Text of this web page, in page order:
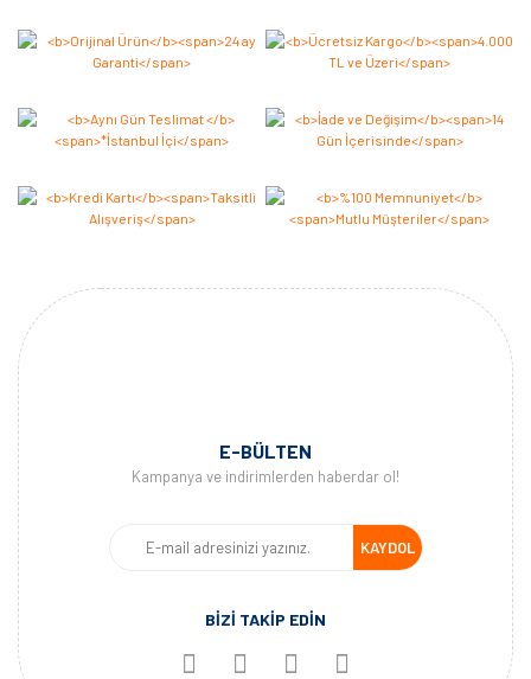
E-BÜLTEN
Kampanya ve indirimlerden haberdar ol!
KAYDOL
BİZİ TAKİP EDİN